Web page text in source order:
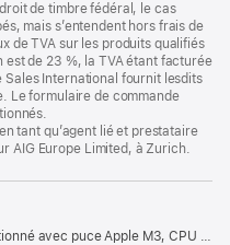
de timbre fédéral, le cas
mais s’entendent hors frais de
de TVA sur les produits qualifiés
de 23 %, la TVA étant facturée
Sales International fournit lesdits
Le formulaire de commande
tant qu’agent lié et prestataire
AIG Europe Limited, à Zurich.
M3, CPU 8 cœurs et GPU 10 cœurs – Minuit